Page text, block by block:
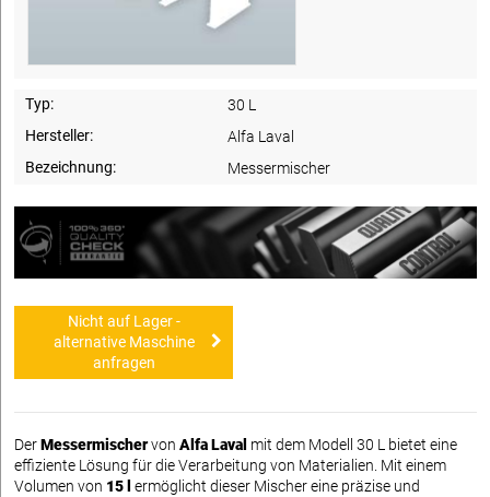
Typ:
30 L
Hersteller:
Alfa Laval
Bezeichnung:
Messermischer
Nicht auf Lager -
alternative Maschine
anfragen
DerMessermischervon Alfa Laval mit dem Modell 30 L bietet eine
effiziente Lösung für die Verarbeitung von Materialien. Mit einem
Volumen von 15 l
ermöglicht dieser Mischer eine präzise und